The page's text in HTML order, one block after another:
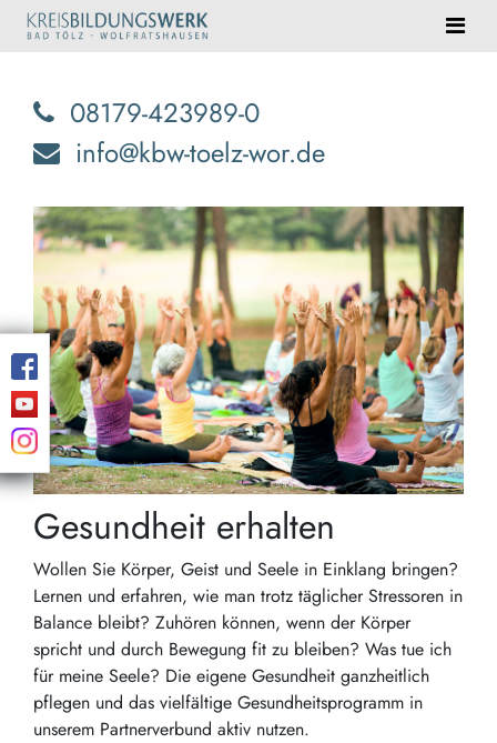
08179-423989-0
info@kbw-toelz-wor.de
Gesundheit erhalten
Wollen Sie Körper, Geist und Seele in Einklang bringen?
Lernen und erfahren, wie man trotz täglicher Stressoren in
Balance bleibt? Zuhören können, wenn der Körper
spricht und durch Bewegung fit zu bleiben? Was tue ich
für meine Seele? Die eigene Gesundheit ganzheitlich
pflegen und das vielfältige Gesundheitsprogramm in
unserem Partnerverbund aktiv nutzen.